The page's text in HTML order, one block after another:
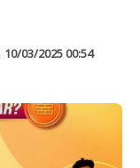
10/03/2025 00:54